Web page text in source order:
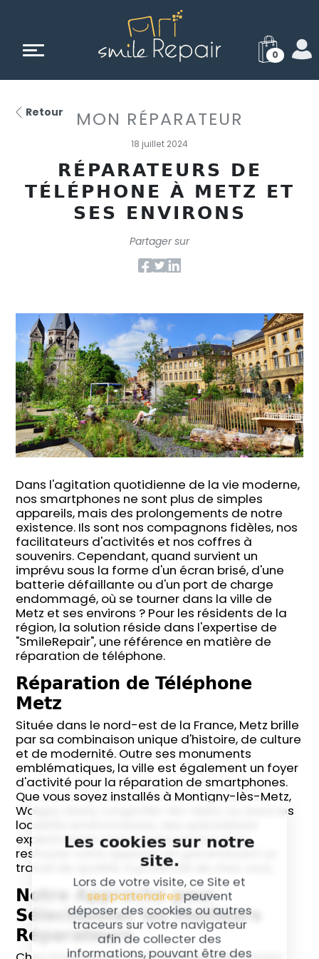
Les cookies sur notre
site.
Lors de votre visite, ce Site et
ses partenaires peuvent
déposer des cookies ou autres
traceurs sur votre navigateur
afin de collecter des
informations, pouvant être des
0
Retour MON RÉPARATEUR
18 juillet 2024
RÉPARATEURS DE
TÉLÉPHONE À METZ ET
SES ENVIRONS
Partager sur
Dans l'agitation quotidienne de la vie moderne,
nos smartphones ne sont plus de simples
appareils, mais des prolongements de notre
existence. Ils sont nos compagnons fidèles, nos
facilitateurs d'activités et nos coffres à
souvenirs. Cependant, quand survient un
imprévu sous la forme d'un écran brisé, d'une
batterie défaillante ou d'un port de charge
endommagé, où se tourner dans la ville de
Metz et ses environs ? Pour les résidents de la
région, la solution réside dans l'expertise de
"SmileRepair", une référence en matière de
réparation de téléphone.
Réparation de Téléphone
Metz
Située dans le nord-est de la France, Metz brille
par sa combinaison unique d'histoire, de culture
et de modernité. Outre ses monuments
emblématiques, la ville est également un foyer
d'activité pour la réparation de smartphones.
Que vous soyez installés à Montigny-lès-Metz,
Woippy, Marly, Longeville-lès-Metz, ou dans les
localités environnantes, des spécialistes
expérimentés sont à votre service pour
restaurer votre appareil, en garantissant un
travail de qualité, à proximité de chez vous.
Notre Approche pour
Sélectionner les Meilleurs
Réparateurs